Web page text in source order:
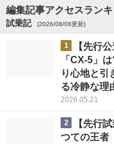
編集記事アクセスラン
試乗記 (2026/08/08更新)
1
【先行
「CX-5」
り心地と引
る冷静な理
2026.05.21
2
【先行
つての王者